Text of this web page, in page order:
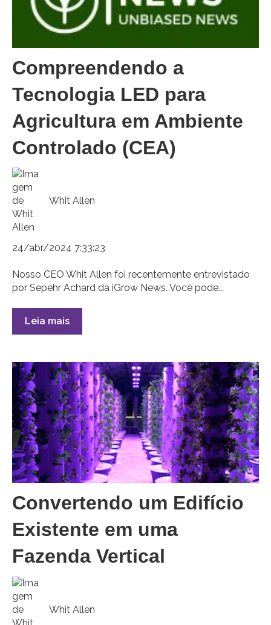
Compreendendo a
Tecnologia LED para
Agricultura em Ambiente
Controlado (CEA)
Whit Allen
24/abr/2024 7:33:23
Nosso CEO Whit Allen foi recentemente entrevistado
por Sepehr Achard da iGrow News. Você pode...
Leia mais
Convertendo um Edifício
Existente em uma
Fazenda Vertical
Whit Allen